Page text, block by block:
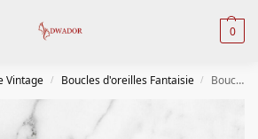
0
Vintage / Boucles d'oreilles Fantaisie / Boucles d’Oreilles Vintage Aria